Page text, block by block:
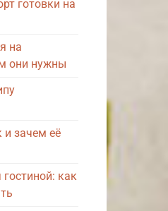
готовки на
на
они нужны
и зачем её
как